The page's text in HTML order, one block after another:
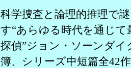
科学捜査と論理的推理で
す“あらゆる時代を通じて
探偵”ジョン・ソーンダイ
簿、シリーズ中短篇全42